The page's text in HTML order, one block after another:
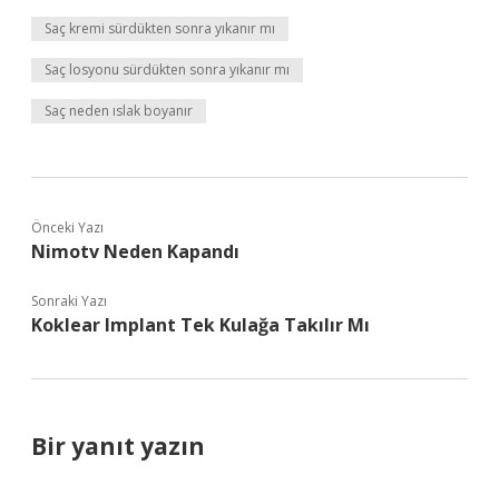
Saç kremi sürdükten sonra yıkanır mı
Saç losyonu sürdükten sonra yıkanır mı
Saç neden ıslak boyanır
Önceki Yazı
Nimotv Neden Kapandı
Sonraki Yazı
Koklear Implant Tek Kulağa Takılır Mı
Bir yanıt yazın